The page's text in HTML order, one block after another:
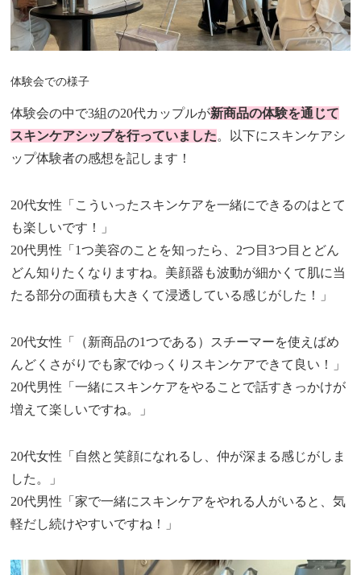
体験会での様子
体験会の中で3組の20代カップルが新商品の体験を通じて
スキンケアシップを行っていました。以下にスキンケアシ
ップ体験者の感想を記します！
20代女性「こういったスキンケアを一緒にできるのはとて
も楽しいです！」
20代男性「1つ美容のことを知ったら、2つ目3つ目とどん
どん知りたくなりますね。美顔器も波動が細かくて肌に当
たる部分の面積も大きくて浸透している感じがした！」
20代女性「（新商品の1つである）スチーマーを使えばめ
んどくさがりでも家でゆっくりスキンケアできて良い！」
20代男性「一緒にスキンケアをやることで話すきっかけが
増えて楽しいですね。」
20代女性「自然と笑顔になれるし、仲が深まる感じがしま
した。」
20代男性「家で一緒にスキンケアをやれる人がいると、気
軽だし続けやすいですね！」